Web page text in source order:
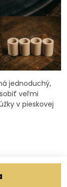
jednoduchý,
veľmi
v pieskovej